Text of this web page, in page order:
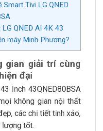
Tivi LG QNED
QNED AI 4K 43
máy Minh Phương?
gian giải trí cùng
đại
Inch 43QNED80BSA
không gian nội thất
các chi tiết tinh xảo,
lượng tốt.